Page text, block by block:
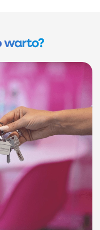
warto?